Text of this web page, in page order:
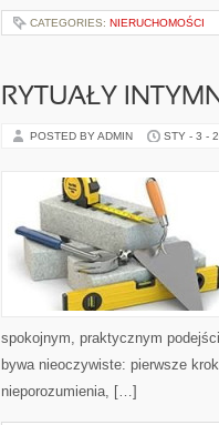
CATEGORIES: NIERUCHOMOŚCI
RYTUAŁY
POSTED BY ADMIN STY - 3 -
spokojnym, praktycznym
bywa nieoczywiste: pierwsze
nieporozumienia, […]